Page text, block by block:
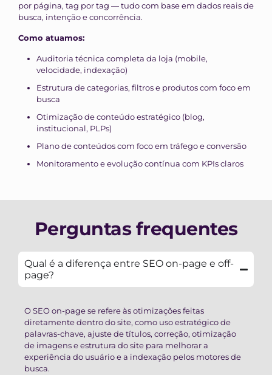
por página, tag por tag — tudo com base em dados reais de
busca, intenção e concorrência.
Como atuamos:
Auditoria técnica completa da loja (mobile,
velocidade, indexação)
Estrutura de categorias, filtros e produtos com foco em
busca
Otimização de conteúdo estratégico (blog,
institucional, PLPs)
Plano de conteúdos com foco em tráfego e conversão
Monitoramento e evolução contínua com KPIs claros
Perguntas frequentes
Qual é a diferença entre SEO on-page e off-
page?
O SEO on-page se refere às otimizações feitas
diretamente dentro do site, como uso estratégico de
palavras-chave, ajuste de títulos, correção, otimização
de imagens e estrutura do site para melhorar a
experiência do usuário e a indexação pelos motores de
busca.